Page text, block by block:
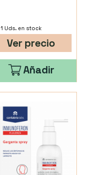
1 Uds. en stock
Ver precio
Añadir